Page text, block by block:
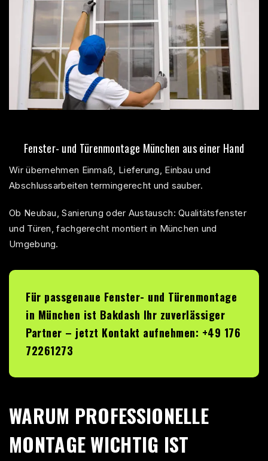
Fenster- und Türenmontage München aus einer Hand
Wir übernehmen Einmaß, Lieferung, Einbau und
Abschlussarbeiten termingerecht und sauber.
Ob Neubau, Sanierung oder Austausch: Qualitätsfenster
und Türen, fachgerecht montiert in München und
Umgebung.
Für passgenaue Fenster- und Türenmontage
in München ist Bakdash Ihr zuverlässiger
Partner – jetzt Kontakt aufnehmen: +49 176
72261273
WARUM PROFESSIONELLE
MONTAGE WICHTIG IST